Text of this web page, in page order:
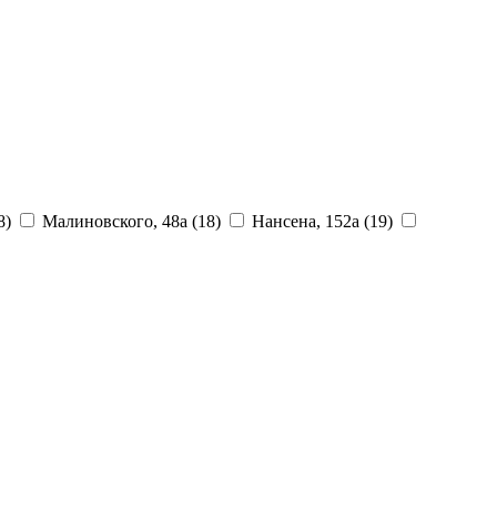
Малиновского, 48а (18) Нансена, 152а (19)